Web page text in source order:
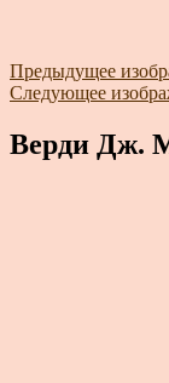
Предыдущее
Следующее
Верди Дж.